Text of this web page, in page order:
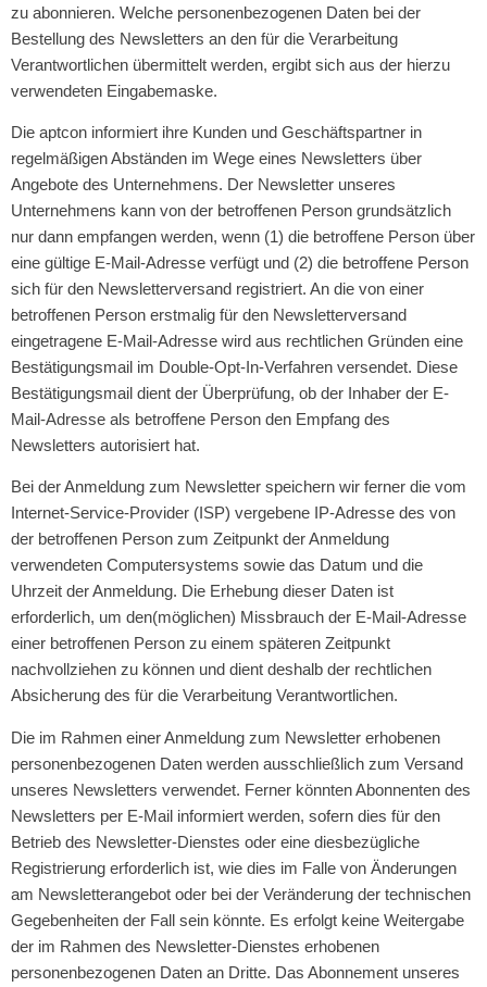
zu abonnieren. Welche personenbezogenen Daten bei der
Bestellung des Newsletters an den für die Verarbeitung
Verantwortlichen übermittelt werden, ergibt sich aus der hierzu
verwendeten Eingabemaske.
Die aptcon informiert ihre Kunden und Geschäftspartner in
regelmäßigen Abständen im Wege eines Newsletters über
Angebote des Unternehmens. Der Newsletter unseres
Unternehmens kann von der betroffenen Person grundsätzlich
nur dann empfangen werden, wenn (1) die betroffene Person über
eine gültige E-Mail-Adresse verfügt und (2) die betroffene Person
sich für den Newsletterversand registriert. An die von einer
betroffenen Person erstmalig für den Newsletterversand
eingetragene E-Mail-Adresse wird aus rechtlichen Gründen eine
Bestätigungsmail im Double-Opt-In-Verfahren versendet. Diese
Bestätigungsmail dient der Überprüfung, ob der Inhaber der E-
Mail-Adresse als betroffene Person den Empfang des
Newsletters autorisiert hat.
Bei der Anmeldung zum Newsletter speichern wir ferner die vom
Internet-Service-Provider (ISP) vergebene IP-Adresse des von
der betroffenen Person zum Zeitpunkt der Anmeldung
verwendeten Computersystems sowie das Datum und die
Uhrzeit der Anmeldung. Die Erhebung dieser Daten ist
erforderlich, um den(möglichen) Missbrauch der E-Mail-Adresse
einer betroffenen Person zu einem späteren Zeitpunkt
nachvollziehen zu können und dient deshalb der rechtlichen
Absicherung des für die Verarbeitung Verantwortlichen.
Die im Rahmen einer Anmeldung zum Newsletter erhobenen
personenbezogenen Daten werden ausschließlich zum Versand
unseres Newsletters verwendet. Ferner könnten Abonnenten des
Newsletters per E-Mail informiert werden, sofern dies für den
Betrieb des Newsletter-Dienstes oder eine diesbezügliche
Registrierung erforderlich ist, wie dies im Falle von Änderungen
am Newsletterangebot oder bei der Veränderung der technischen
Gegebenheiten der Fall sein könnte. Es erfolgt keine Weitergabe
der im Rahmen des Newsletter-Dienstes erhobenen
personenbezogenen Daten an Dritte. Das Abonnement unseres